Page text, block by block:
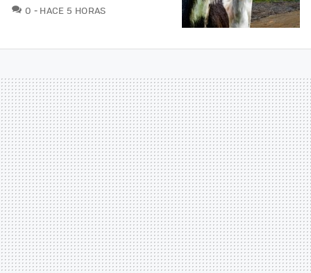
0 COMENTARIOS
HACE 5 HORAS